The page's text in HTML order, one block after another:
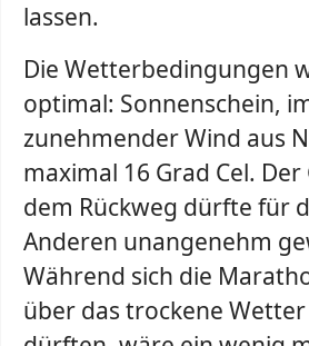
lassen.
Die Wetterbedingungen
optimal: Sonnenschein,
zunehmender Wind aus
maximal 16 Grad Cel.
dem Rückweg dürfte für
Anderen unangenehm
Während sich die
über das trockene